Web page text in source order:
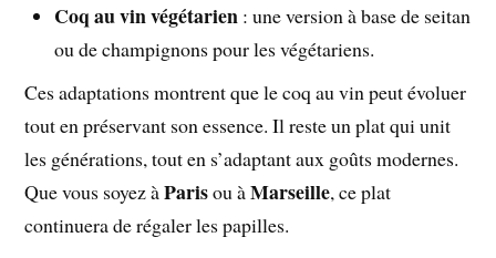
Coq au vin végétarien : une version à base de seitan
ou de champignons pour les végétariens.
Ces adaptations montrent que le coq au vin peut évoluer
tout en préservant son essence. Il reste un plat qui unit
les générations, tout en s’adaptant aux goûts modernes.
Que vous soyez àParisou àMarseille, ce plat
continuera de régaler les papilles.